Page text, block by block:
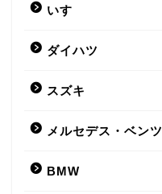
いすゞ
ダイハツ
スズキ
メルセデス・ベンツ
BMW